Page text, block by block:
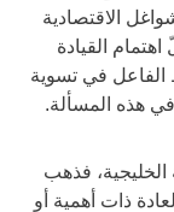
الاقتصادية
القيادة
الفاعل في تسوية
في هذه المسألة.
فذهب
ذات أهمية أو